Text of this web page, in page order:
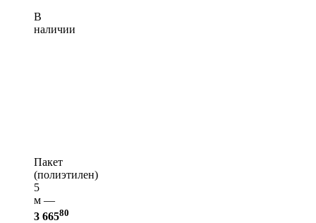
В
наличии
Пакет
(полиэтилен)
5
м —
3 66580